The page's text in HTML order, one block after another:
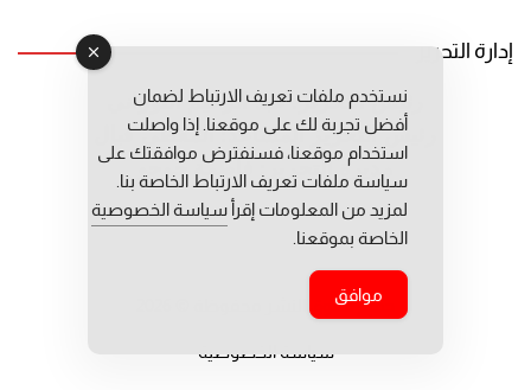
إدارة التحرير
رئيس التحرير: عبد الرحيم التوراني
رئيس التحرير المساعد: المعطي قبال
مديرة التحرير: فاطمة حوحو
جميع حقوق النشر محفوظة © 2026
سياسة الخصوصية
نستخدم ملفات تعريف الارتباط لضمان
أفضل تجربة لك على موقعنا. إذا واصلت
استخدام موقعنا، فسنفترض موافقتك على
سياسة ملفات تعريف الارتباط الخاصة بنا.
لمزيد من المعلومات إقرأ سياسة الخصوصية
الخاصة بموقعنا.
موافق